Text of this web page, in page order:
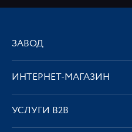
ЗАВОД
ИНТЕРНЕТ-МАГАЗИН
УСЛУГИ В2В